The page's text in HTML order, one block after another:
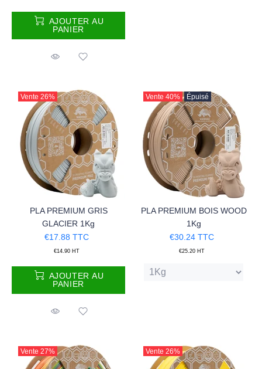
AJOUTER AU
PANIER
Vente 26%
PLA PREMIUM GRIS
GLACIER 1Kg
€17.88 TTC
€14.90 HT
AJOUTER AU
PANIER
Vente 40% Épuisé
PLA PREMIUM BOIS WOOD
1Kg
€30.24 TTC
€25.20 HT
Vente 27% Vente 26%